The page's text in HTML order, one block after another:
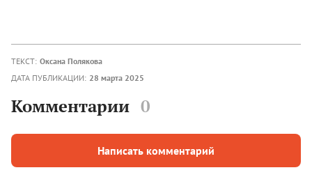
ТЕКСТ: Оксана Полякова
ДАТА ПУБЛИКАЦИИ: 28 марта 2025
Комментарии 0
Написать комментарий